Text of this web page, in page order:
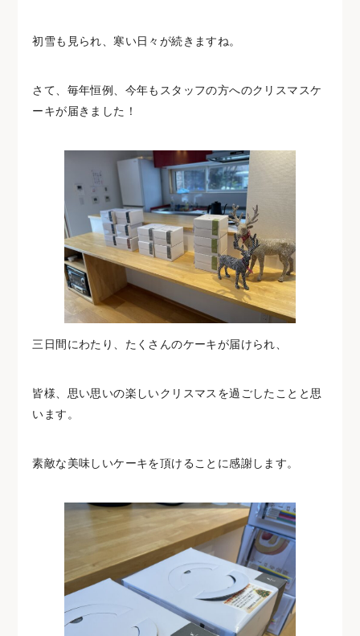
初雪も見られ、寒い日々が続きますね。
さて、毎年恒例、今年もスタッフの方へのクリスマスケ
ーキが届きました！
三日間にわたり、たくさんのケーキが届けられ、
皆様、思い思いの楽しいクリスマスを過ごしたことと思
います。
素敵な美味しいケーキを頂けることに感謝します。